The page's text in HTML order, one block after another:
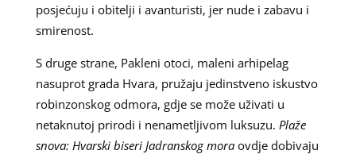
posjećuju i obitelji i avanturisti, jer nude i zabavu i
smirenost.
S druge strane, Pakleni otoci, maleni arhipelag
nasuprot grada Hvara, pružaju jedinstveno iskustvo
robinzonskog odmora, gdje se može uživati u
netaknutoj prirodi i nenametljivom luksuzu. Plaže
snova: Hvarski biseri Jadranskog moraovdje dobivaju